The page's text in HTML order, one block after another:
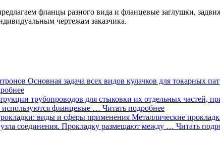
фланцы разного вида и фланцевые заглушки,
чертежам заказчика.
Основная задача всех видов кулачков для токарных
трубопроводов для стыковки их отдельных частей,
используются фланцевые … Читать подробнее
виды и сферы применения Металлические
соединения. Прокладку размещают между … Читать